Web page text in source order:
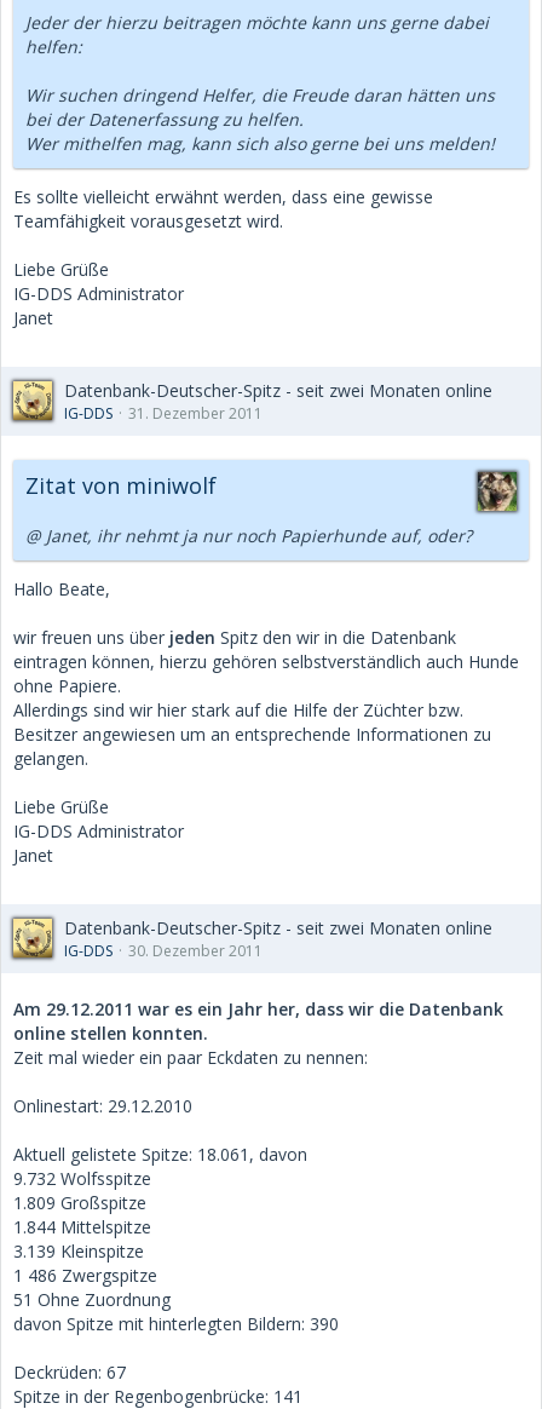
Jeder der hierzu beitragen möchte kann uns gerne dabei
helfen:
Wir suchen dringend Helfer, die Freude daran hätten uns
bei der Datenerfassung zu helfen.
Wer mithelfen mag, kann sich also gerne bei uns melden!
Es sollte vielleicht erwähnt werden, dass eine gewisse
Teamfähigkeit vorausgesetzt wird.
Liebe Grüße
IG-DDS Administrator
Janet
Datenbank-Deutscher-Spitz - seit zwei Monaten online
IG-DDS 31. Dezember 2011
Zitat von miniwolf
@ Janet, ihr nehmt ja nur noch Papierhunde auf, oder?
Hallo Beate,
wir freuen uns über jeden Spitz den wir in die Datenbank
eintragen können, hierzu gehören selbstverständlich auch Hunde
ohne Papiere.
Allerdings sind wir hier stark auf die Hilfe der Züchter bzw.
Besitzer angewiesen um an entsprechende Informationen zu
gelangen.
Liebe Grüße
IG-DDS Administrator
Janet
Datenbank-Deutscher-Spitz - seit zwei Monaten online
IG-DDS 30. Dezember 2011
Am 29.12.2011 war es ein Jahr her, dass wir die Datenbank
online stellen konnten.
Zeit mal wieder ein paar Eckdaten zu nennen:
Onlinestart: 29.12.2010
Aktuell gelistete Spitze: 18.061, davon
9.732 Wolfsspitze
1.809 Großspitze
1.844 Mittelspitze
3.139 Kleinspitze
1 486 Zwergspitze
51 Ohne Zuordnung
davon Spitze mit hinterlegten Bildern: 390
Deckrüden: 67
Spitze in der Regenbogenbrücke: 141